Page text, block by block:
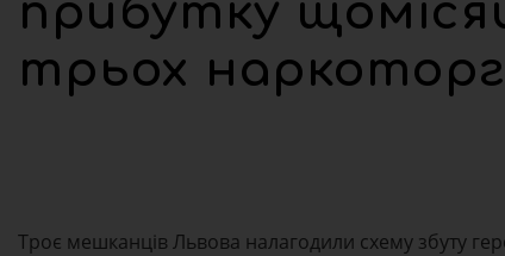
прибутку
трьох
Троє мешканців Львова налагодили схему збуту